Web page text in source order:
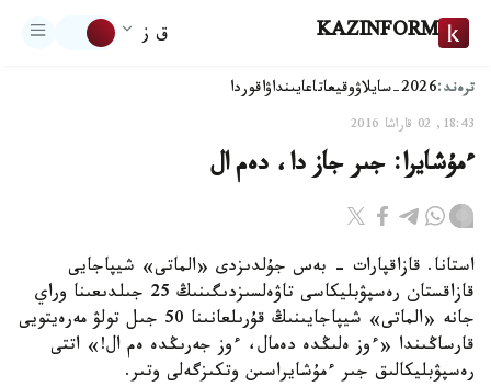
KAZINFORM ق ز
ترەند:2026-سايلاۋ وقيعاتاعايىنداۋاقوردا
18:43, 02 قاراشا 2016
ءمۇشايرا: جىر جاز دا، دەم ال
استانا. قازاقپارات - بەس جۇلدىزدى «الماتى» شيپاجايى
قازاقستان رەسپۋبليكاسى تاۋەلسىزدىگىنىڭ 25 جىلدىعىنا وراي
جانە «الماتى» شيپاجايىنىڭ قۇرىلعانىنا 50 جىل تولۋ مەرەيتويى
قارساڭىندا «ءوز ەلىڭدە دەمال، ءوز جەرىڭدە ەم ال!» اتتى
رەسپۋبليكالىق جىر ءمۇشايراسىن وتكىزگەلى وتىر.